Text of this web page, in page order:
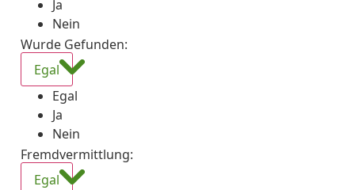
Ja
Nein
Wurde Gefunden:
Egal
Egal
Ja
Nein
Fremdvermittlung:
Egal